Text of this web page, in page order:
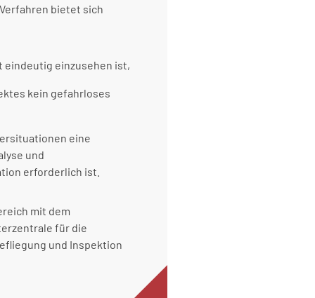
bietet sich
eindeutig einzusehen ist,
kein gefahrloses
eine
und
erforderlich ist.
mit dem
für die
und Inspektion